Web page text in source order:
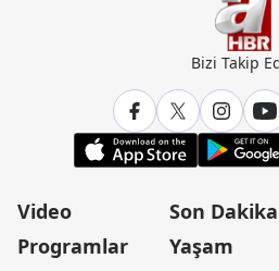
Bizi Takip
Video
Programlar
Son Dakika
Yaşam